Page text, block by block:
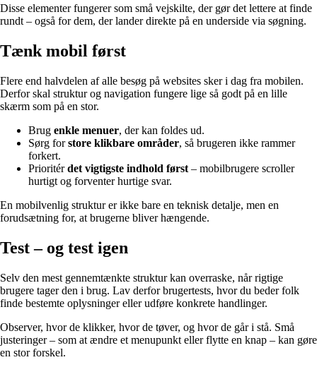
Disse elementer fungerer som små vejskilte, der gør det lettere at finde
rundt – også for dem, der lander direkte på en underside via søgning.
Tænk mobil først
Flere end halvdelen af alle besøg på websites sker i dag fra mobilen.
Derfor skal struktur og navigation fungere lige så godt på en lille
skærm som på en stor.
Brug enkle menuer, der kan foldes ud.
Sørg forstore klikbare områder, så brugeren ikke rammer
forkert.
Prioritérdet vigtigste indhold først – mobilbrugere scroller
hurtigt og forventer hurtige svar.
En mobilvenlig struktur er ikke bare en teknisk detalje, men en
forudsætning for, at brugerne bliver hængende.
Test – og test igen
Selv den mest gennemtænkte struktur kan overraske, når rigtige
brugere tager den i brug. Lav derfor brugertests, hvor du beder folk
finde bestemte oplysninger eller udføre konkrete handlinger.
Observer, hvor de klikker, hvor de tøver, og hvor de går i stå. Små
justeringer – som at ændre et menupunkt eller flytte en knap – kan gøre
en stor forskel.